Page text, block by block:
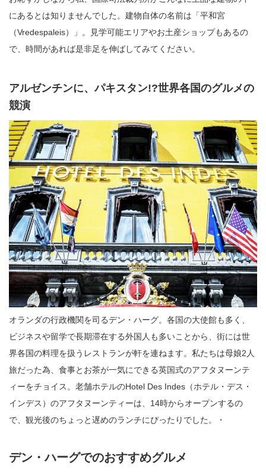
にあるとは知りませんでした。建物自体の名前は「平和宮
（Vredespaleis）」。見学可能エリアやお土産ショップもあるの
で、時間があれば是非足を伸ばしてみてください。
アルゼンチンに、パキスタン!?世界各国のグルメの
競演
オランダの行政機関を司るデン・ハーグ。各国の大使館も多く、
ビジネスや留学で長期滞在する外国人も多いことから、街には世
界各国の料理を扱うレストランが軒を連ねます。私たちは母娘2人
旅だった為、食事とお茶が一気にできる英国式のアフタヌーンテ
ィーをチョイス。老舗ホテルのHotel Des Indes（ホテル・デス・
インデス）のアフタヌーンティーは、14時からオープンするの
で、観光後のちょっと遅めのランチにぴったりでした。・
デン・ハーグでのおすすめグルメ